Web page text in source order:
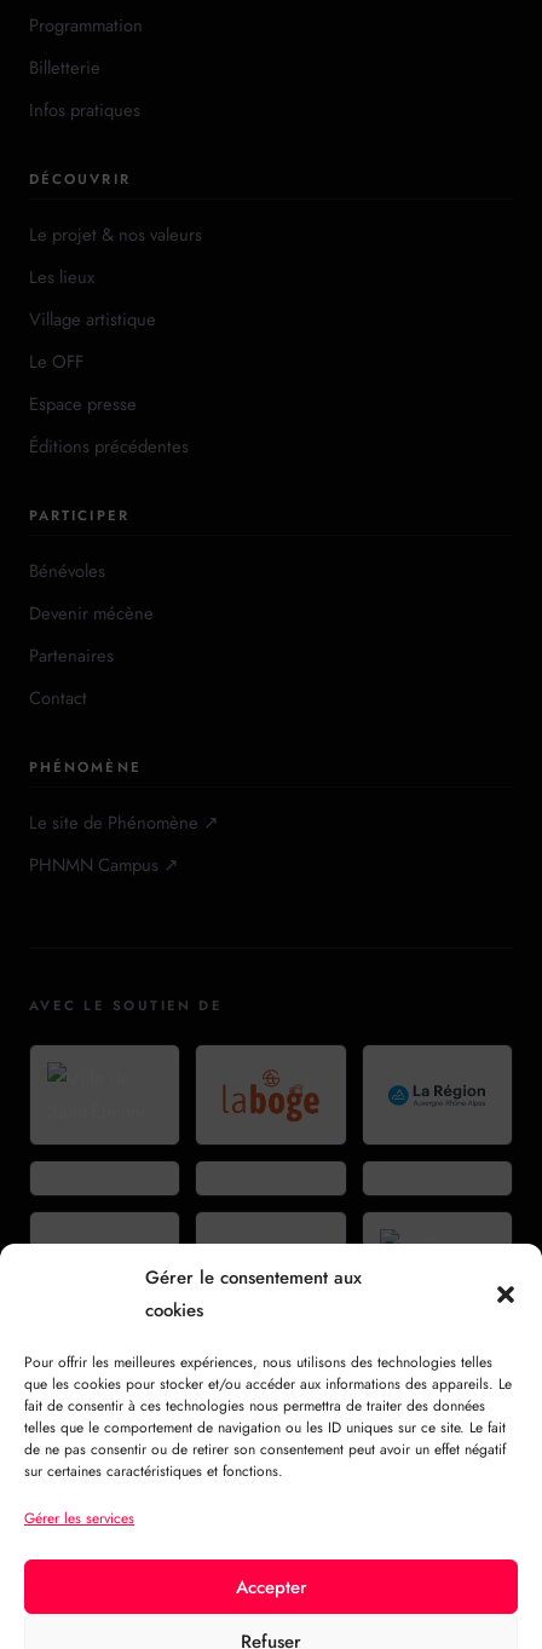
Gérer le consentement aux
cookies
Pour offrir les meilleures expériences, nous utilisons des technologies telles
que les cookies pour stocker et/ou accéder aux informations des appareils. Le
fait de consentir à ces technologies nous permettra de traiter des données
telles que le comportement de navigation ou les ID uniques sur ce site. Le fait
de ne pas consentir ou de retirer son consentement peut avoir un effet négatif
sur certaines caractéristiques et fonctions.
Gérer les services
Accepter
Refuser
Programmation
Billetterie
Infos pratiques
DÉCOUVRIR
Le projet & nos valeurs
Les lieux
Village artistique
Le OFF
Espace presse
Éditions précédentes
PARTICIPER
Bénévoles
Devenir mécène
Partenaires
Contact
PHÉNOMÈNE
Le site de Phénomène ↗
PHNMN Campus ↗
AVEC LE SOUTIEN DE
VOIR TOUS LES PARTENAIRES →